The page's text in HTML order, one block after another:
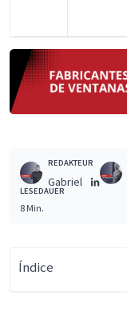
REDAKTEUR
Gabriel
LESEDAUER
8 Min.
Índice